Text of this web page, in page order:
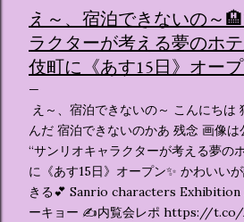
え～、宿泊できないの～
ラクターが考える夢のホ
伎町に《あす15日》オー
え～、宿泊できないの～ こんにちは
んだ 宿泊できないのかあ 残念 画像
“サンリオキャラクターが考える夢の
に《あす15日》オープン✨️ かわいい
きる💕 Sanrio characters Exhibition
ーキョー ✍️内覧会レポ https://t.co/